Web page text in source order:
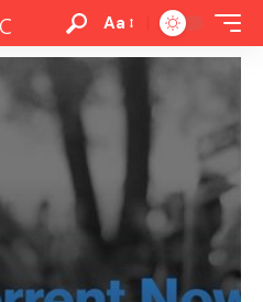
Aa